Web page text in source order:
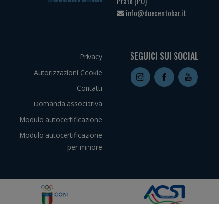
info@duecentobar.it
Privacy
Autorizzazioni Cookie
Contatti
Domanda associativa
Modulo autocertificazione
Modulo autocertificazione
per minore
SEGUICI SUI SOCIAL